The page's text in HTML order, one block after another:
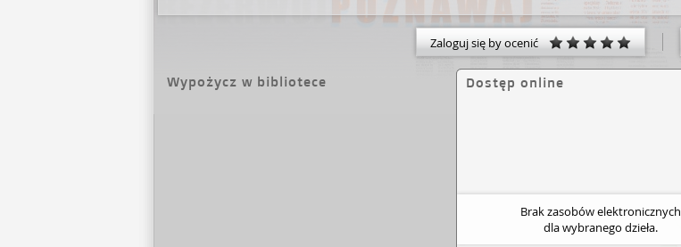
Zaloguj się by ocenić
Wypożycz w bibliotece Dostęp online
Brak zasobów elektronicznych
dla wybranego dzieła.